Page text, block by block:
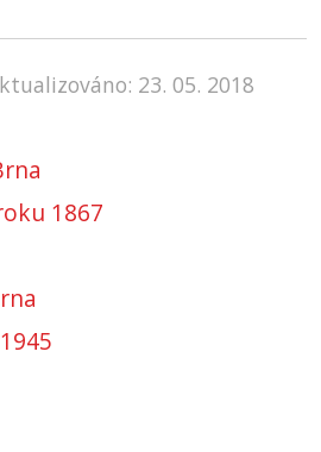
23. 05. 2018
1867